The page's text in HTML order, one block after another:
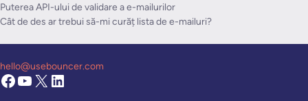
Puterea API-ului de validare a e-mailurilor
Cât de des ar trebui să-mi curăț lista de e-mailuri?
hello@usebouncer.com